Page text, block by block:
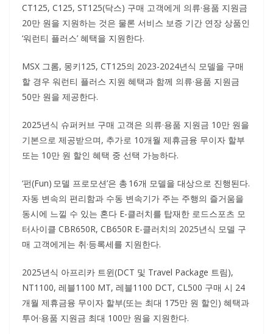
CT125, C125, ST125(닥스) 구매 고객에게 의류·용품 지원금
20만 원을 지원하는 것은 물론 서비스 보증 기간 연장 상품인
‘워런티 플러스’ 혜택을 지원한다.
MSX 그롬, 몽키125, CT125의 2023-2024년식 모델을 구매
할 경우 워런티 플러스 지원 혜택과 함께 의류·용품 지원금
50만 원을 제공한다.
2025년식 슈퍼커브 구매 고객은 의류·용품 지원금 10만 원을
기본으로 제공받으며, 추가로 10개월 제휴금융 무이자 할부
또는 10만 원 할인 혜택 중 선택 가능하다.
‘펀(Fun) 모델 프로모션’은 총 16개 모델을 대상으로 진행된다.
자동 변속의 편리함과 수동 변속기가 주는 주행의 즐거움을
동시에 느낄 수 있는 혼다 E-클러치를 탑재한 로드스포츠 모
터사이클 CBR650R, CB650R E-클러치의 2025년식 모델 구
매 고객에게는 취·등록세를 지원한다.
2025년식 아프리카 트윈(DCT 및 Travel Package 트림),
NT1100, 레블1100 MT, 레블1100 DCT, CL500 구매 시 24
개월 제휴금융 무이자 할부(또는 최대 175만 원 할인) 혜택과
투어·용품 지원금 최대 100만 원을 지원한다.